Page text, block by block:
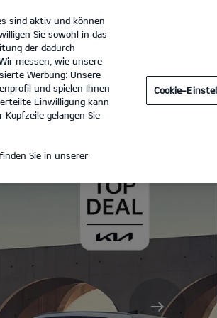
Kia
GmbH Tel. :07732 - 99750
sind aktiv und können
Sie sowohl in das
der dadurch
messen, wie unsere
Werbung: Unsere
und spielen Ihnen
Einwilligung kann
gelangen Sie
Sie in unserer
Cookie-